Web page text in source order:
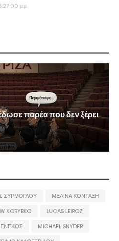
μ.μ.
παρέα που δεν ξέρει
ΣΥΡΜΟΓΛΟΥ
ΜΕΛΙΝΑ ΚΟΝΤΑΞΗ
KORYBKO
LUCAS LEIROZ
MICHAEL SNYDER